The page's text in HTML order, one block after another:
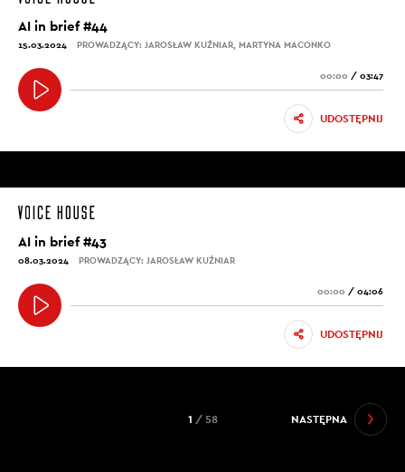
AI in brief #44
15.03.2024 PROWADZĄCY: JAROSŁAW KUŹNIAR, MARTYNA MACONKO
00:00 / 03:47
UDOSTĘPNIJ
AI in brief #43
08.03.2024 PROWADZĄCY: JAROSŁAW KUŹNIAR
00:00 / 04:06
UDOSTĘPNIJ
NASTĘPNA
1 / 58